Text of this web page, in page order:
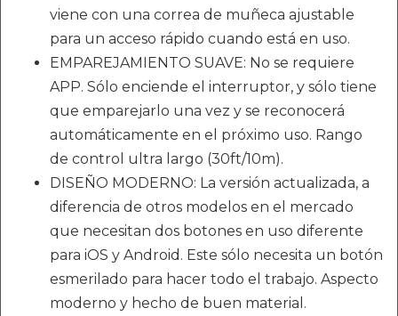
viene con una correa de muñeca ajustable
para un acceso rápido cuando está en uso.
EMPAREJAMIENTO SUAVE: No se requiere
APP. Sólo enciende el interruptor, y sólo tiene
que emparejarlo una vez y se reconocerá
automáticamente en el próximo uso. Rango
de control ultra largo (30ft/10m).
DISEÑO MODERNO: La versión actualizada, a
diferencia de otros modelos en el mercado
que necesitan dos botones en uso diferente
para iOS y Android. Este sólo necesita un botón
esmerilado para hacer todo el trabajo. Aspecto
moderno y hecho de buen material.